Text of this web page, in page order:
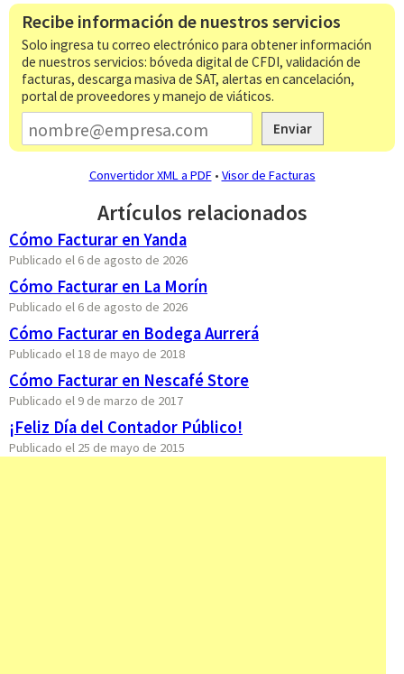
Recibe información de nuestros servicios
Solo ingresa tu correo electrónico para obtener información
de nuestros servicios: bóveda digital de CFDI, validación de
facturas, descarga masiva de SAT, alertas en cancelación,
portal de proveedores y manejo de viáticos.
Enviar
Convertidor XML a PDF• Visor de Facturas
Artículos relacionados
Cómo Facturar en Yanda
Publicado el 6 de agosto de 2026
Cómo Facturar en La Morín
Publicado el 6 de agosto de 2026
Cómo Facturar en Bodega Aurrerá
Publicado el 18 de mayo de 2018
Cómo Facturar en Nescafé Store
Publicado el 9 de marzo de 2017
¡Feliz Día del Contador Público!
Publicado el 25 de mayo de 2015